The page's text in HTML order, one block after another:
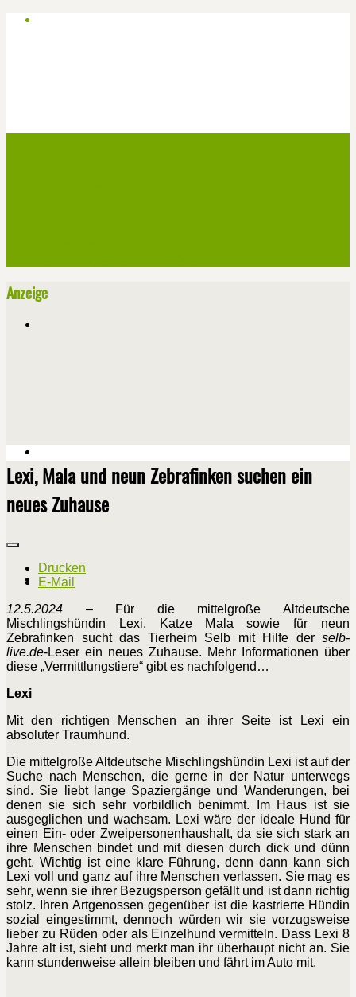
Anzeige
Lexi, Mala und neun Zebrafinken suchen ein
neues Zuhause
Drucken
E-Mail
12.5.2024 – Für die mittelgroße Altdeutsche
Mischlingshündin Lexi, Katze Mala sowie für neun
Zebrafinken sucht das Tierheim Selb mit Hilfe der selb-
live.de-Leser ein neues Zuhause. Mehr Informationen über
diese „Vermittlungstiere“ gibt es nachfolgend…
Lexi
Mit den richtigen Menschen an ihrer Seite ist Lexi ein
absoluter Traumhund.
Die mittelgroße Altdeutsche Mischlingshündin Lexi ist auf der
Suche nach Menschen, die gerne in der Natur unterwegs
sind. Sie liebt lange Spaziergänge und Wanderungen, bei
denen sie sich sehr vorbildlich benimmt. Im Haus ist sie
ausgeglichen und wachsam. Lexi wäre der ideale Hund für
einen Ein- oder Zweipersonenhaushalt, da sie sich stark an
ihre Menschen bindet und mit diesen durch dick und dünn
geht. Wichtig ist eine klare Führung, denn dann kann sich
Lexi voll und ganz auf ihre Menschen verlassen. Sie mag es
sehr, wenn sie ihrer Bezugsperson gefällt und ist dann richtig
stolz. Ihren Artgenossen gegenüber ist die kastrierte Hündin
sozial eingestimmt, dennoch würden wir sie vorzugsweise
lieber zu Rüden oder als Einzelhund vermitteln. Dass Lexi 8
Jahre alt ist, sieht und merkt man ihr überhaupt nicht an. Sie
kann stundenweise allein bleiben und fährt im Auto mit.